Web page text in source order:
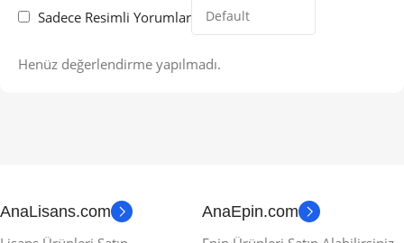
Sadece Resimli Yorumlar
Henüz değerlendirme yapılmadı.
AnaLisans.com
AnaEpin.com